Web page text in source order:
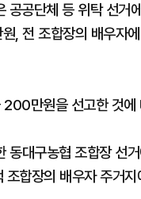
공단체 등 위탁 선거
, 전 조합장의 배우자
만원을 선고한 것에
대구농협 조합장 선
합장의 배우자 주거